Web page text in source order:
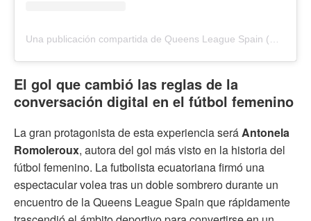
El gol que cambió las reglas de la
conversación digital en el fútbol femenino
La gran protagonista de esta experiencia seráAntonela
Romoleroux, autora del gol más visto en la historia del
fútbol femenino. La futbolista ecuatoriana firmó una
espectacular volea tras un doble sombrero durante un
encuentro de la Queens League Spain que rápidamente